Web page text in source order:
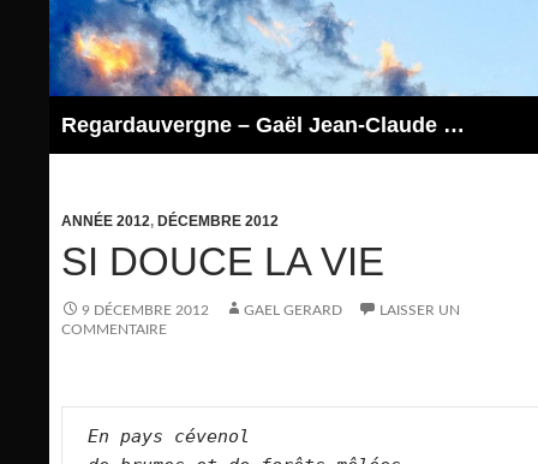
contenu
Regardauvergne – Gaël Jean-Claude GERARD
ANNÉE 2012, DÉCEMBRE 2012
SI DOUCE LA VIE
9 DÉCEMBRE 2012 GAEL GERARD
LAISSER UN
COMMENTAIRE
En pays cévenol